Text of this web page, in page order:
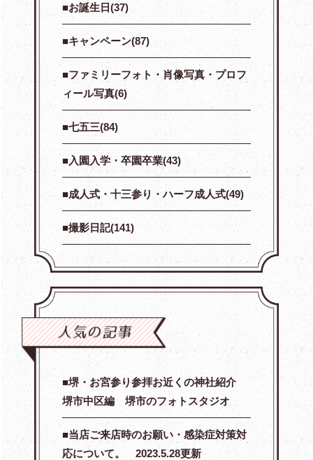
お誕生日(37)
キャンペーン(87)
ファミリーフォト・肖像写真・プロフ
ィール写真(6)
七五三(84)
入園入学・卒園卒業(43)
成人式・十三参り・ハーフ成人式(49)
撮影日記(141)
堺・お宮参り参拝お近くの神社紹介
堺市中区編 堺市のフォトスタジオ
当店ご来店時のお願い・感染症対策対
応について。 2023.5.28更新